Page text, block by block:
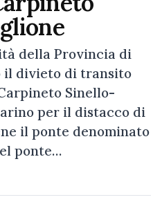
della Provincia di
divieto di transito
Sinello-
per il distacco di
il ponte denominato
ponte…